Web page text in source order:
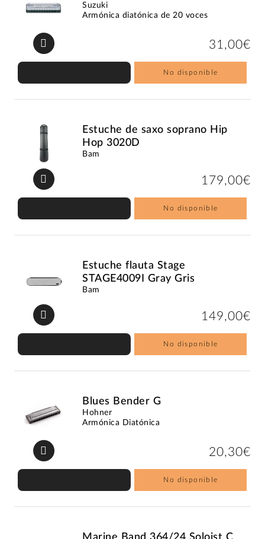
Suzuki
Armónica diatónica de 20 voces
31,00€
No disponible
Estuche de saxo soprano Hip
Hop 3020D
Bam
179,00€
No disponible
Estuche flauta Stage
STAGE4009I Gray Gris
Bam
149,00€
No disponible
Blues Bender G
Hohner
Armónica Diatónica
20,30€
No disponible